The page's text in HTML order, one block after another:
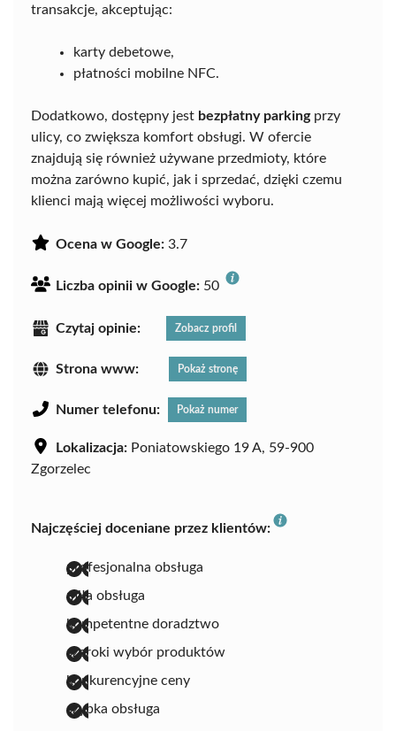
transakcje, akceptując:
karty debetowe,
płatności mobilne NFC.
Dodatkowo, dostępny jest bezpłatny parkingprzy
ulicy, co zwiększa komfort obsługi. W ofercie
znajdują się również używane przedmioty, które
można zarówno kupić, jak i sprzedać, dzięki czemu
klienci mają więcej możliwości wyboru.
Ocena w Google: 3.7
Liczba opinii w Google: 50
Czytaj opinie: Zobacz profil
Strona www: Pokaż stronę
Numer telefonu: Pokaż numer
Lokalizacja: Poniatowskiego 19 A, 59-900
Zgorzelec
Najczęściej doceniane przez klientów:
profesjonalna obsługa
miła obsługa
kompetentne doradztwo
szeroki wybór produktów
konkurencyjne ceny
szybka obsługa